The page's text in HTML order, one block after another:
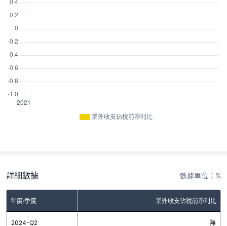
業外收支佔稅前淨利比
詳細數據 數據單位：%
年度/季度 業外收支佔稅前淨利比
2024-Q2 無